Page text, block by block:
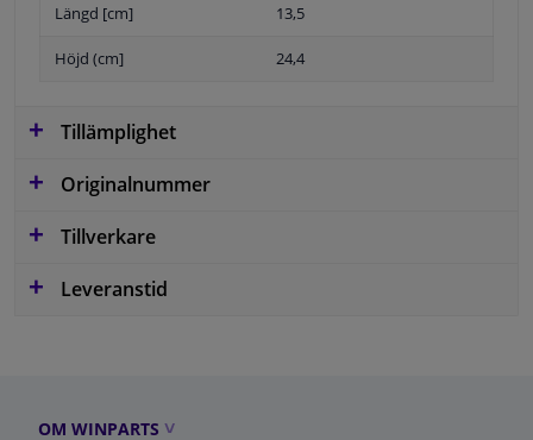
Längd [cm] 13,5
Höjd (cm] 24,4
Tillämplighet
Originalnummer
Tillverkare
Leveranstid
OM WINPARTS